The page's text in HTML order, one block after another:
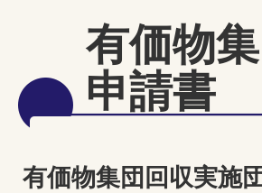
有価物
申請書
有価物集団回収実施